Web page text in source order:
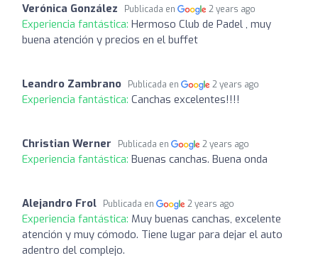
Verónica González Publicada en 2 years ago
Experiencia fantástica: Hermoso Club de Padel , muy
buena atención y precios en el buffet
Leandro Zambrano Publicada en 2 years ago
Experiencia fantástica: Canchas excelentes!!!!
Christian Werner Publicada en 2 years ago
Experiencia fantástica: Buenas canchas. Buena onda
Alejandro Frol Publicada en 2 years ago
Experiencia fantástica: Muy buenas canchas, excelente
atención y muy cómodo. Tiene lugar para dejar el auto
adentro del complejo.